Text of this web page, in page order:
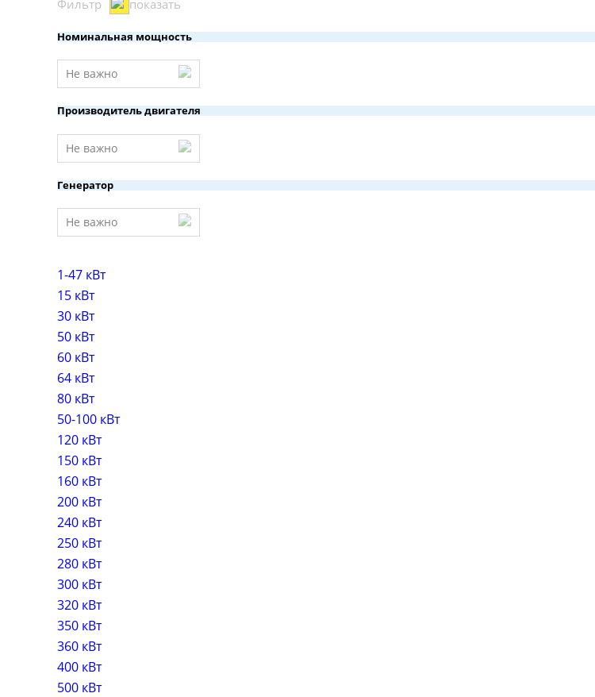
Фильтр показать
Номинальная мощность
Не важно
Производитель двигателя
Не важно
Генератор
Не важно
1-47 кВт
15 кВт
30 кВт
50 кВт
60 кВт
64 кВт
80 кВт
50-100 кВт
120 кВт
150 кВт
160 кВт
200 кВт
240 кВт
250 кВт
280 кВт
300 кВт
320 кВт
350 кВт
360 кВт
400 кВт
500 кВт